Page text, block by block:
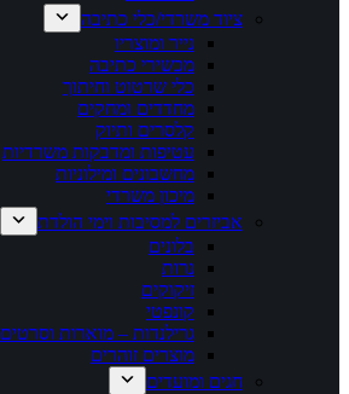
ציוד משרדי/כלי כתיבה
נייר ומוצריו
מכשירי כתיבה
כלי שרטוט וחיתוך
מחדדים ומחקים
קלסרים ותיוק
עטיפות ומדבקות משרדיות
מחשבונים ומילוניות
מיכון משרדי
אביזרים למסיבות וימי הולדת
בלונים
נרות
זיקוקים
קונפטי
גרילנדות – מוארות וסרטים
מוצרים זוהרים
חגים ומועדים